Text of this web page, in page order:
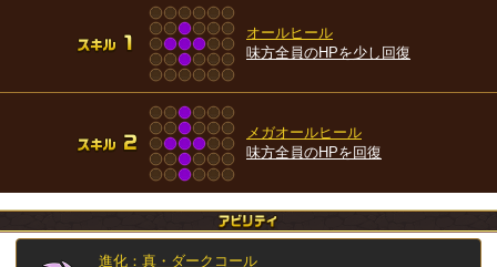
オールヒール
味方全員のHPを少し回復
メガオールヒール
味方全員のHPを回復
進化：真・ダークコール